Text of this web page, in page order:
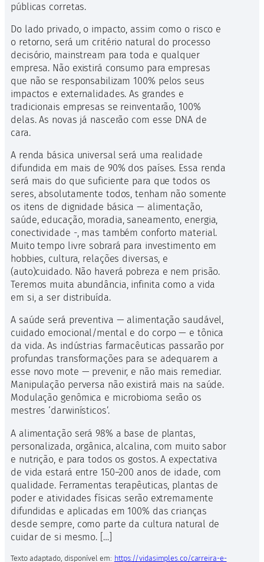
públicas corretas.
Do lado privado, o impacto, assim como o risco e
o retorno, será um critério natural do processo
decisório, mainstream para toda e qualquer
empresa. Não existirá consumo para empresas
que não se responsabilizam 100% pelos seus
impactos e externalidades. As grandes e
tradicionais empresas se reinventarão, 100%
delas. As novas já nascerão com esse DNA de
cara.
A renda básica universal será uma realidade
difundida em mais de 90% dos países. Essa renda
será mais do que suficiente para que todos os
seres, absolutamente todos, tenham não somente
os itens de dignidade básica — alimentação,
saúde, educação, moradia, saneamento, energia,
conectividade -, mas também conforto material.
Muito tempo livre sobrará para investimento em
hobbies, cultura, relações diversas, e
(auto)cuidado. Não haverá pobreza e nem prisão.
Teremos muita abundância, infinita como a vida
em si, a ser distribuída.
A saúde será preventiva — alimentação saudável,
cuidado emocional/mental e do corpo — e tônica
da vida. As indústrias farmacêuticas passarão por
profundas transformações para se adequarem a
esse novo mote — prevenir, e não mais remediar.
Manipulação perversa não existirá mais na saúde.
Modulação genômica e microbioma serão os
mestres ‘darwinísticos’.
A alimentação será 98% a base de plantas,
personalizada, orgânica, alcalina, com muito sabor
e nutrição, e para todos os gostos. A expectativa
de vida estará entre 150–200 anos de idade, com
qualidade. Ferramentas terapêuticas, plantas de
poder e atividades físicas serão extremamente
difundidas e aplicadas em 100% das crianças
desde sempre, como parte da cultura natural de
cuidar de si mesmo. […]
Texto adaptado, disponível em: https://vidasimples.co/carreira-e-